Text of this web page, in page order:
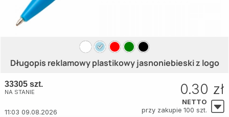
Długopis reklamowy plastikowy jasnoniebieski z logo
33305 szt.
NA STANIE
11:03 09.08.2026
0.30 zł
NETTO
przy zakupie 100 szt.